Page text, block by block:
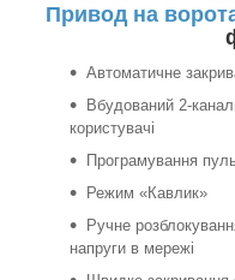
Привод на
Автоматичне
Вбудований 2-
користувачі
Програмування
Режим «Кавлик»
Ручне
напруги в мережі